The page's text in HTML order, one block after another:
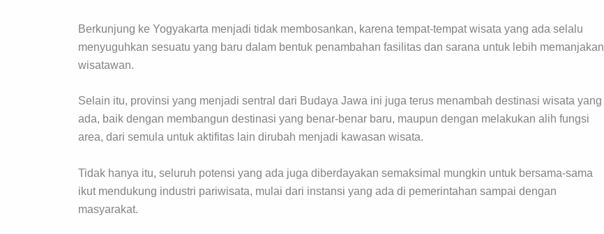
Berkunjung ke Yogyakarta menjadi tidak membosankan, karena tempat-tempat wisata yang ada selalu
menyuguhkan sesuatu yang baru dalam bentuk penambahan fasilitas dan sarana untuk lebih memanjakan
wisatawan.
Selain itu, provinsi yang menjadi sentral dari Budaya Jawa ini juga terus menambah destinasi wisata yang
ada, baik dengan membangun destinasi yang benar-benar baru, maupun dengan melakukan alih fungsi
area, dari semula untuk aktifitas lain dirubah menjadi kawasan wisata.
Tidak hanya itu, seluruh potensi yang ada juga diberdayakan semaksimal mungkin untuk bersama-sama
ikut mendukung industri pariwisata, mulai dari instansi yang ada di pemerintahan sampai dengan
masyarakat.